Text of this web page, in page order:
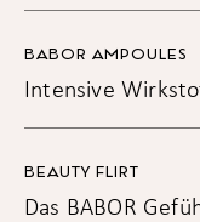
BABOR AMPOULES
Intensive
BEAUTY FLIRT
Das BABOR